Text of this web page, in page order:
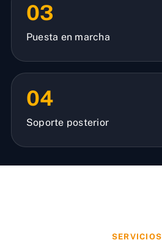
03
Puesta en marcha
04
Soporte posterior
SERVICIOS